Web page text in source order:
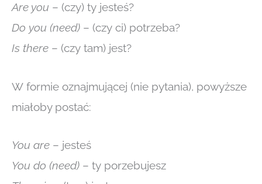
Are you – (czy) ty jesteś?
Do you (need) – (czy ci) potrzeba?
Is there – (czy tam) jest?
W formie oznajmującej (nie pytania), powyższe
miałoby postać:
You are – jesteś
You do (need) – ty porzebujesz